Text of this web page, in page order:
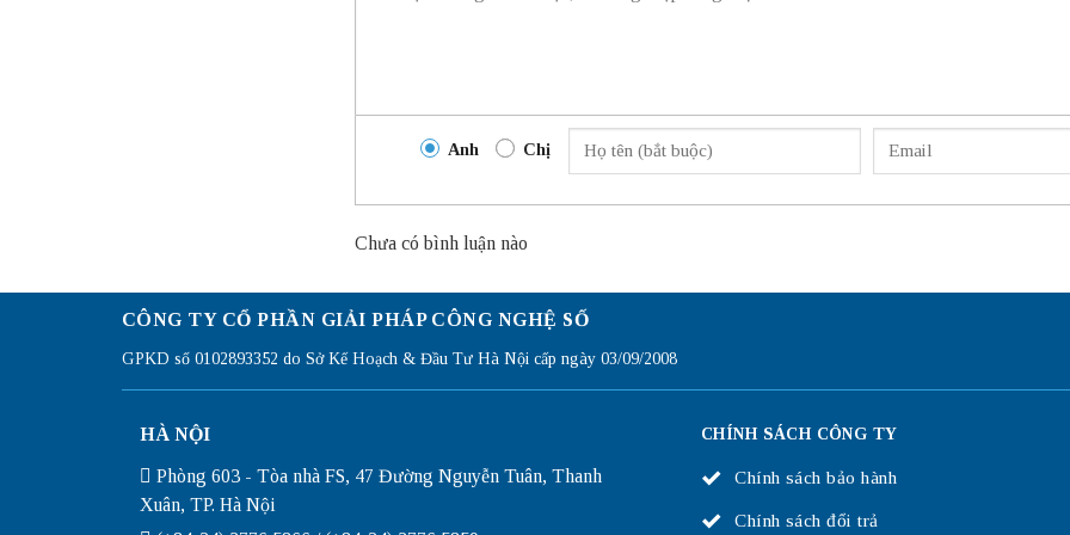
Anh Chị
Chưa có bình luận nào
CÔNG TY CỔ PHẦN GIẢI PHÁP CÔNG NGHỆ SỐ
GPKD số 0102893352 do Sở Kế Hoạch & Đầu Tư Hà Nội cấp ngày 03/09/2008
HÀ NỘI
Phòng 603 - Tòa nhà FS, 47 Đường Nguyễn Tuân, Thanh
Xuân, TP. Hà Nội
CHÍNH SÁCH CÔNG TY
Chính sách bảo hành
Chính sách đổi trả